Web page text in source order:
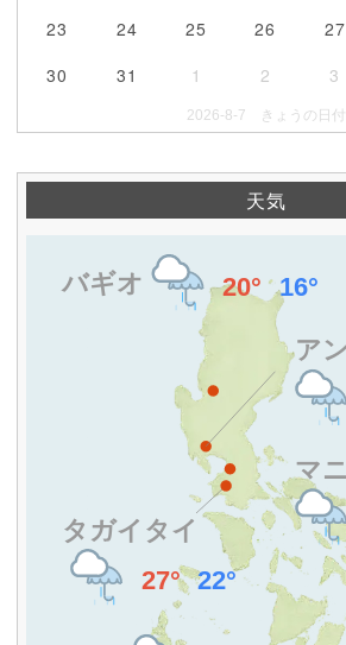
23
24 25 26 27
30
31 1 2 3
2026-8-7 きょうの日付
天気